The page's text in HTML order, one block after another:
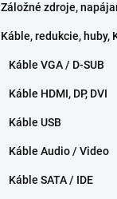
Záložné zdroje,
Káble, redukcie, huby,
Káble VGA / D-SUB
Káble HDMI, DP, DVI
Káble USB
Káble Audio / Video
Káble SATA / IDE